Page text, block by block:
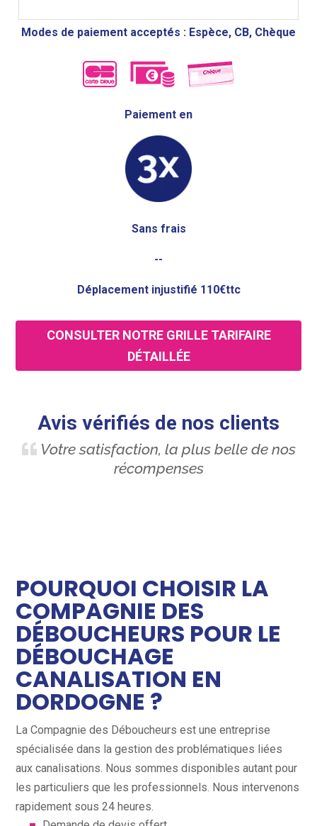
Modes de paiement acceptés : Espèce, CB, Chèque
Paiement en
Sans frais
--
Déplacement injustifié 110€ttc
CONSULTER NOTRE GRILLE TARIFAIRE
DÉTAILLÉE
Avis vérifiés de nos clients
Votre satisfaction, la plus belle de nos
récompenses
POURQUOI CHOISIR LA
COMPAGNIE DES
DÉBOUCHEURS POUR LE
DÉBOUCHAGE
CANALISATION EN
DORDOGNE ?
La Compagnie des Déboucheurs est une entreprise
spécialisée dans la gestion des problématiques liées
aux canalisations. Nous sommes disponibles autant pour
les particuliers que les professionnels. Nous intervenons
rapidement sous 24 heures.